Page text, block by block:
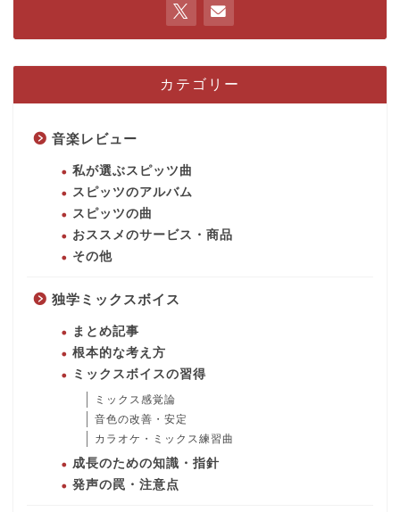
カテゴリー
音楽レビュー
私が選ぶスピッツ曲
スピッツのアルバム
スピッツの曲
おススメのサービス・商品
その他
独学ミックスボイス
まとめ記事
根本的な考え方
ミックスボイスの習得
ミックス感覚論
音色の改善・安定
カラオケ・ミックス練習曲
成長のための知識・指針
発声の罠・注意点